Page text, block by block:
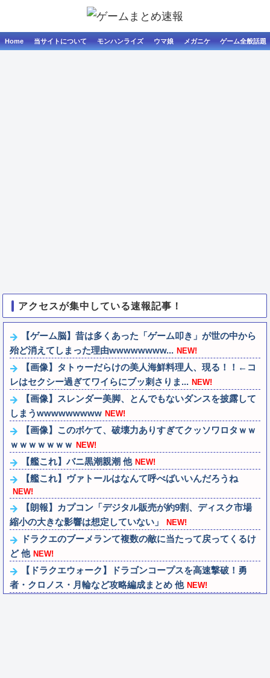
Home 当サイトについて モンハンライズ ウマ娘 メガニケ ゲーム全般話題
アクセスが集中している速報記事！
【ゲーム脳】昔は多くあった「ゲーム叩き」が世の中から
殆ど消えてしまった理由wwwwwwww... NEW!
【画像】タトゥーだらけの美人海鮮料理人、現る！！←コ
レはセクシー過ぎてワイらにブッ刺さりま... NEW!
【画像】スレンダー美脚、とんでもないダンスを披露して
しまうwwwwwwwww NEW!
【画像】このボケて、破壊力ありすぎてクッソワロタｗｗ
ｗｗｗｗｗｗｗ NEW!
【艦これ】バニ黒潮親潮 他 NEW!
【艦これ】ヴァトールはなんて呼べばいいんだろうね
NEW!
【朗報】カプコン「デジタル販売が約9割、ディスク市場
縮小の大きな影響は想定していない」
NEW!
ドラクエのブーメランて複数の敵に当たって戻ってくるけ
ど 他 NEW!
【ドラクエウォーク】ドラゴンコープスを高速撃破！勇
者・クロノス・月輪など攻略編成まとめ 他 NEW!